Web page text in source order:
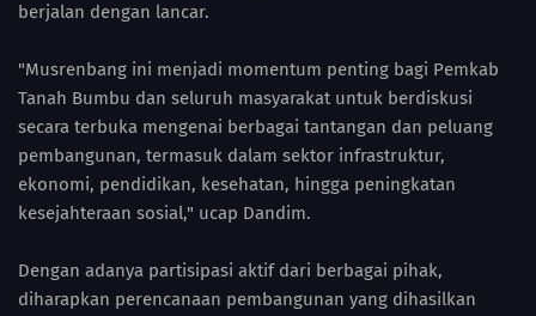
berjalan dengan lancar.
"Musrenbang ini menjadi momentum penting bagi Pemkab
Tanah Bumbu dan seluruh masyarakat untuk berdiskusi
secara terbuka mengenai berbagai tantangan dan peluang
pembangunan, termasuk dalam sektor infrastruktur,
ekonomi, pendidikan, kesehatan, hingga peningkatan
kesejahteraan sosial," ucap Dandim.
Dengan adanya partisipasi aktif dari berbagai pihak,
diharapkan perencanaan pembangunan yang dihasilkan